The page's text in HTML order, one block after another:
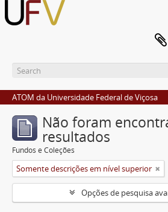
ATOM da Universidade Federal de Viçosa
Não foram
resultados
Fundos e Coleções
Somente descrições em nível superior
Opções de pesquisa